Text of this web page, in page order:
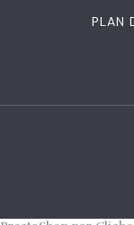
PLAN